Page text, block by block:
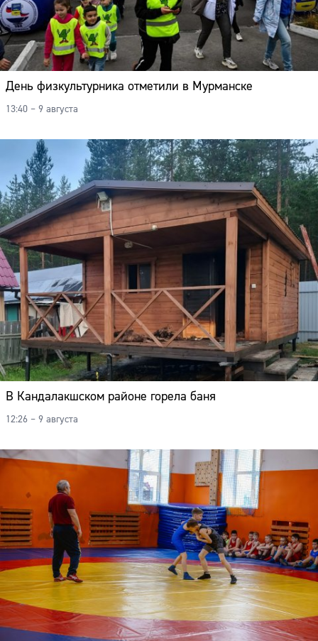
День физкультурника отметили в Мурманске
13:40 – 9 августа
В Кандалакшском районе горела баня
12:26 – 9 августа